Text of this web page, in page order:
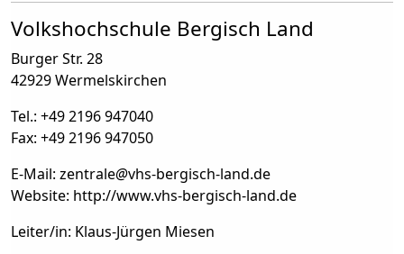
Volkshochschule Bergisch Land
Burger Str. 28
42929 Wermelskirchen
Tel.: +49 2196 947040
Fax: +49 2196 947050
E-Mail: zentrale@vhs-bergisch-land.de
Website: http://www.vhs-bergisch-land.de
Leiter/in: Klaus-Jürgen Miesen